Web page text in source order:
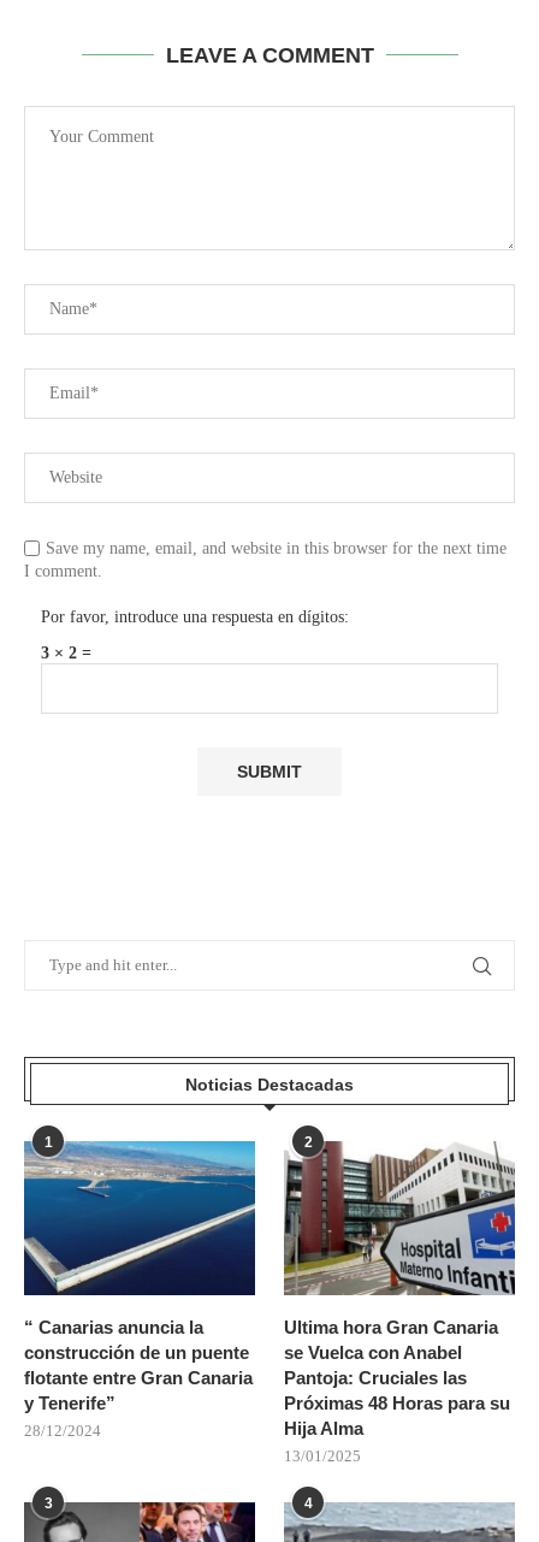
LEAVE A COMMENT
Save my name, email, and website in this browser for the next time
I comment.
Por favor, introduce una respuesta en dígitos:
3 × 2 =
Noticias Destacadas
1
“ Canarias anuncia la
construcción de un puente
flotante entre Gran Canaria
y Tenerife”
28/12/2024
2
Ultima hora Gran Canaria
se Vuelca con Anabel
Pantoja: Cruciales las
Próximas 48 Horas para su
Hija Alma
13/01/2025
3 4